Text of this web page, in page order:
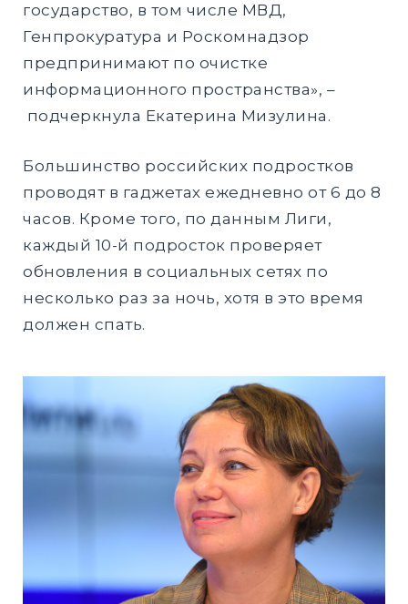
государство, в том числе МВД,
Генпрокуратура и Роскомнадзор
предпринимают по очистке
информационного пространства», –
подчеркнула Екатерина Мизулина.
Большинство российских подростков
проводят в гаджетах ежедневно от 6 до 8
часов. Кроме того, по данным Лиги,
каждый 10-й подросток проверяет
обновления в социальных сетях по
несколько раз за ночь, хотя в это время
должен спать.